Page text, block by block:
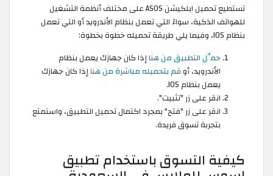
تستطيع تحميل ابلكيشن ASOS على مختلف أنظمة التشغيل
للهواتف الذكية، سواءً التي تعمل بنظام الأندرويد أو التي تعمل
بنظام IOS، وفيما يلي طريقة تحميله خطوة بخطوة:
حمِّل التطبيق من هناإذا كان جهازك يعمل بنظام
الأندرويد، أو قم بتحميله مباشرة من هناإذا كان جهازك
يعمل بنظام IOS.
انقر على زر "تثبيت".
انقر على زر "فتح" بمجرد اكتمال تحميل التطبيق، واستمتع
بتجربة تسوق فريدة.
كيفية التسوق باستخدام تطبيق